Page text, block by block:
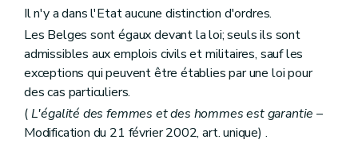
Art. 153
Art. 155
Art. 156
Art. 157
Art. 158
Art. 159
Chapitre VII DU CONSEIL D'ETAT ET DES JURIDICTIONS ADMINISTRATIVES
Art. 160
Il n'y a dans l'Etat aucune distinction d'ordres.
Les Belges sont égaux devant la loi; seuls ils sont
admissibles aux emplois civils et militaires, sauf les
exceptions qui peuvent être établies par une loi pour
des cas particuliers.
(L'égalité des femmes et des hommes est garantie –
Modification du 21 février 2002, art. unique) .